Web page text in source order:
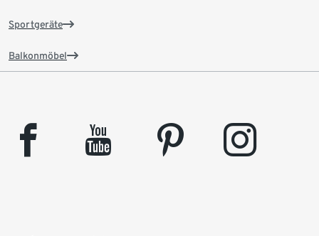
Sportgeräte
Balkonmöbel
facebook youtube pinterest instagram